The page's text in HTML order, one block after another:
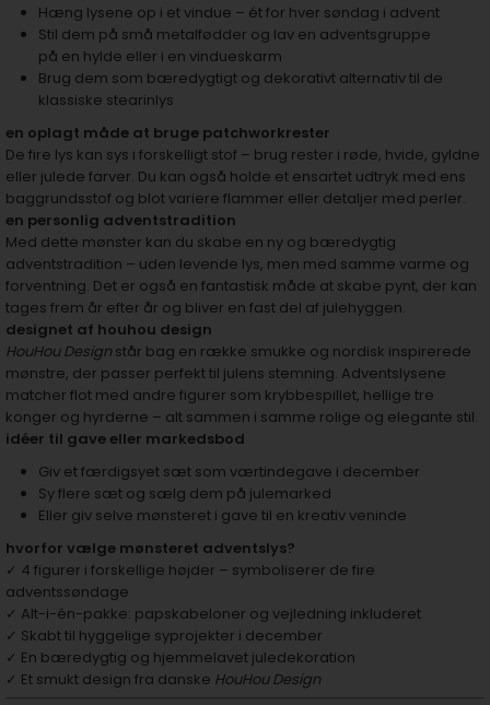
Hæng lysene op i et vindue – ét for hver søndag i advent
Stil dem på små metalfødder og lav en adventsgruppe
på en hylde eller i en vindueskarm
Brug dem som bæredygtigt og dekorativt alternativ til de
klassiske stearinlys
en oplagt måde at bruge patchworkrester
De fire lys kan sys i forskelligt stof – brug rester i røde, hvide, gyldne
eller julede farver. Du kan også holde et ensartet udtryk med ens
baggrundsstof og blot variere flammer eller detaljer med perler.
en personlig adventstradition
Med dette mønster kan du skabe en ny og bæredygtig
adventstradition – uden levende lys, men med samme varme og
forventning. Det er også en fantastisk måde at skabe pynt, der kan
tages frem år efter år og bliver en fast del af julehyggen.
designet af houhou design
HouHou Design står bag en række smukke og nordisk inspirerede
mønstre, der passer perfekt til julens stemning. Adventslysene
matcher flot med andre figurer som krybbespillet, hellige tre
konger og hyrderne – alt sammen i samme rolige og elegante stil.
idéer til gave eller markedsbod
Giv et færdigsyet sæt som værtindegave i december
Sy flere sæt og sælg dem på julemarked
Eller giv selve mønsteret i gave til en kreativ veninde
hvorfor vælge mønsteret adventslys?
✓ 4 figurer i forskellige højder – symboliserer de fire
adventssøndage
✓ Alt-i-én-pakke: papskabeloner og vejledning inkluderet
✓ Skabt til hyggelige syprojekter i december
✓ En bæredygtig og hjemmelavet juledekoration
✓ Et smukt design fra danske HouHou Design